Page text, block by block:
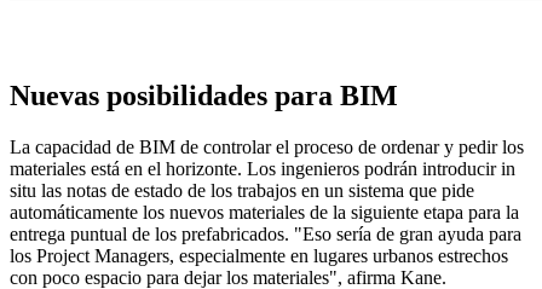
Nuevas posibilidades para BIM
La capacidad de BIM de controlar el proceso de ordenar y pedir los
materiales está en el horizonte. Los ingenieros podrán introducir in
situ las notas de estado de los trabajos en un sistema que pide
automáticamente los nuevos materiales de la siguiente etapa para la
entrega puntual de los prefabricados. "Eso sería de gran ayuda para
los Project Managers, especialmente en lugares urbanos estrechos
con poco espacio para dejar los materiales", afirma Kane.